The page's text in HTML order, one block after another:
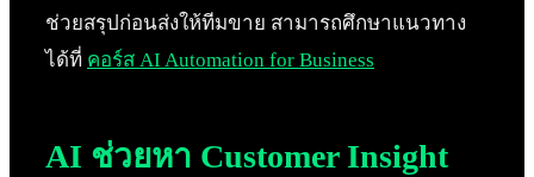
ช่วยสรุปก่อนส่งให้ทีมขาย สามารถศึกษาแนวทาง
ได้ที่ คอร์ส AI Automation for Business
AI ช่วยหา Customer Insight